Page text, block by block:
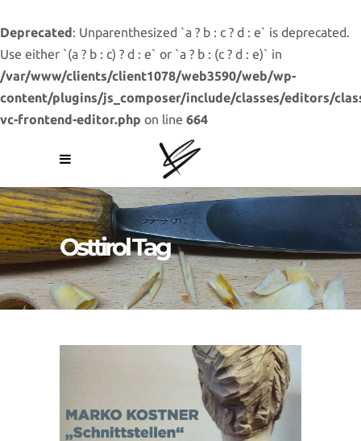
Deprecated: Unparenthesized `a ? b : c ? d : e` is deprecated.
Use either `(a ? b : c) ? d : e` or `a ? b : (c ? d : e)` in
/var/www/clients/client1078/web3590/web/wp-
content/plugins/js_composer/include/classes/editors/
vc-frontend-editor.php on line 664
Osttirol Tag